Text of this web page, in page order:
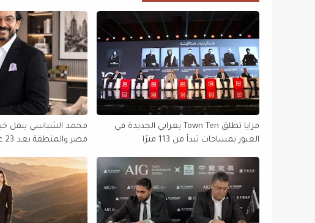
مزايا تطلق Town Ten بعرابي الجديدة في
العبور بمساحات تبدأ من 113 مترًا
محمد الشباسي ينقل